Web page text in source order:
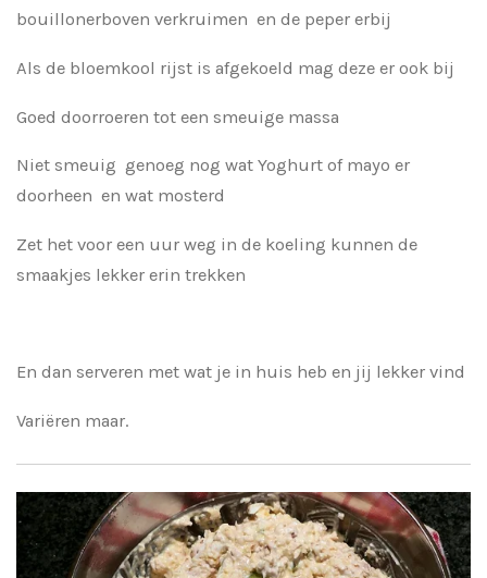
bouillonerboven verkruimen en de peper erbij
Als de bloemkool rijst is afgekoeld mag deze er ook bij
Goed doorroeren tot een smeuige massa
Niet smeuig genoeg nog wat Yoghurt of mayo er
doorheen en wat mosterd
Zet het voor een uur weg in de koeling kunnen de
smaakjes lekker erin trekken
En dan serveren met wat je in huis heb en jij lekker vind
Variëren maar.